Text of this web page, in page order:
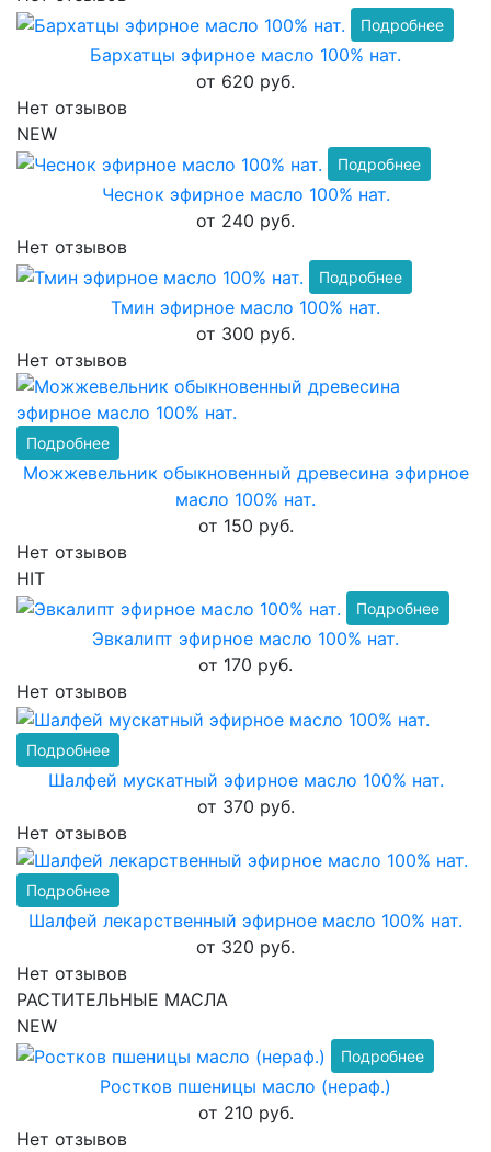
Подробнее
Бархатцы эфирное масло 100% нат.
от 620 руб.
Нет отзывов
NEW
Подробнее
Чеснок эфирное масло 100% нат.
от 240 руб.
Нет отзывов
Подробнее
Тмин эфирное масло 100% нат.
от 300 руб.
Нет отзывов
Подробнее
Можжевельник обыкновенный древесина эфирное
масло 100% нат.
от 150 руб.
Нет отзывов
HIT
Подробнее
Эвкалипт эфирное масло 100% нат.
от 170 руб.
Нет отзывов
Подробнее
Шалфей мускатный эфирное масло 100% нат.
от 370 руб.
Нет отзывов
Подробнее
Шалфей лекарственный эфирное масло 100% нат.
от 320 руб.
Нет отзывов
РАСТИТЕЛЬНЫЕ МАСЛА
NEW
Подробнее
Ростков пшеницы масло (нераф.)
от 210 руб.
Нет отзывов